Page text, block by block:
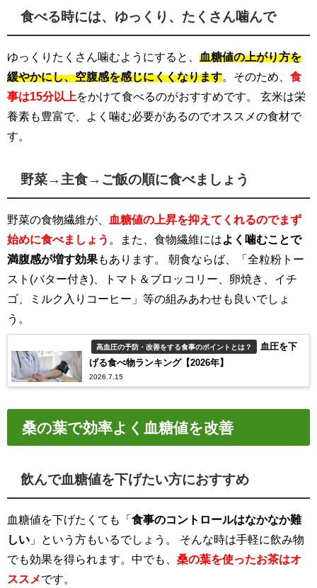
食べる時には、ゆっくり、たくさん噛んで
ゆっくりたくさん噛むようにすると、 血糖値の上がり方を
緩やかにし、空腹感を感じにくくなります 。そのため、 食
事は15分以上をかけて食べるのがおすすめです。 玄米は栄
養素も豊富で、よく噛む必要があるのでオススメの食材で
す。
野菜→主食→ご飯の順に食べましょう
野菜の食物繊維が、
血糖値の上昇を抑えてくれるのでまず
始めに食べましょう
。また、食物繊維には よく噛むことで
満腹感が増す効果もあります。 朝食ならば、「全粒粉トー
スト(バター付き)、トマト＆ブロッコリー、卵焼き、イチ
ゴ、ミルク入りコーヒー」等の組みあわせも良いでしょ
う。
高血圧の予防・改善をする食事のポイントとは？
血圧を下
げる食べ物ランキング【2026年】
2026.7.15
桑の葉で効率よく血糖値を改善
飲んで血糖値を下げたい方におすすめ
血糖値を下げたくても「 食事のコントロールはなかなか難
しい 」という方もいるでしょう。 そんな時は手軽に飲み物
でも効果を得られます。中でも、 桑の葉を使ったお茶はオ
ススメです。